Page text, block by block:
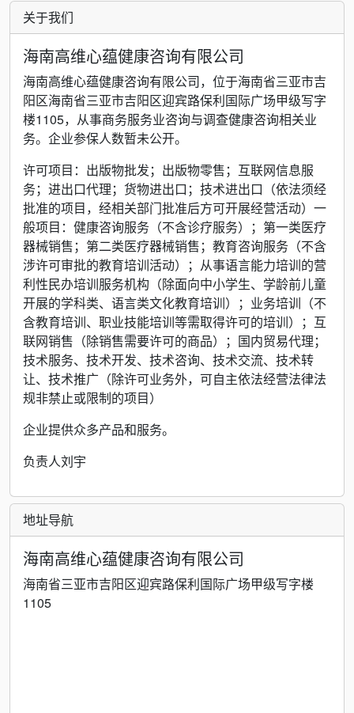
关于我们
海南高维心蕴健康咨询有限公司
海南高维心蕴健康咨询有限公司，位于海南省三亚市吉
阳区海南省三亚市吉阳区迎宾路保利国际广场甲级写字
楼1105，从事商务服务业咨询与调查健康咨询相关业
务。企业参保人数暂未公开。
许可项目：出版物批发；出版物零售；互联网信息服
务；进出口代理；货物进出口；技术进出口（依法须经
批准的项目，经相关部门批准后方可开展经营活动）一
般项目：健康咨询服务（不含诊疗服务）；第一类医疗
器械销售；第二类医疗器械销售；教育咨询服务（不含
涉许可审批的教育培训活动）；从事语言能力培训的营
利性民办培训服务机构（除面向中小学生、学龄前儿童
开展的学科类、语言类文化教育培训）；业务培训（不
含教育培训、职业技能培训等需取得许可的培训）；互
联网销售（除销售需要许可的商品）；国内贸易代理；
技术服务、技术开发、技术咨询、技术交流、技术转
让、技术推广（除许可业务外，可自主依法经营法律法
规非禁止或限制的项目）
企业提供众多产品和服务。
负责人刘宇
地址导航
海南高维心蕴健康咨询有限公司
海南省三亚市吉阳区迎宾路保利国际广场甲级写字楼
1105